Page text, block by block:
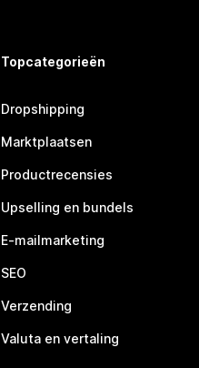
Topcategorieën
Dropshipping
Marktplaatsen
Productrecensies
Upselling en bundels
E-mailmarketing
SEO
Verzending
Valuta en vertaling